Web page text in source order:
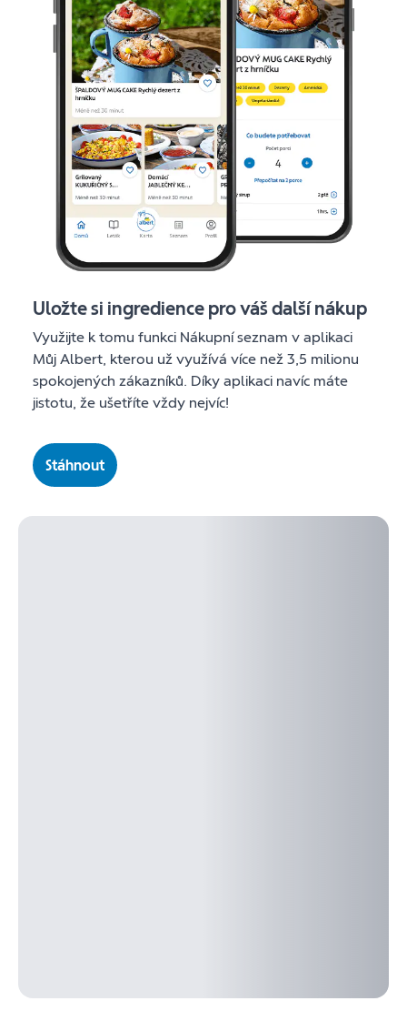
Uložte si ingredience pro váš další nákup
Využijte k tomu funkci Nákupní seznam v aplikaci
Můj Albert, kterou už využívá více než 3,5 milionu
spokojených zákazníků. Díky aplikaci navíc máte
jistotu, že ušetříte vždy nejvíc!
Stáhnout